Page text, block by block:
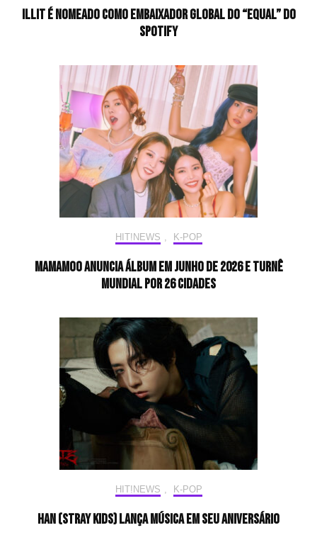
ILLIT é nomeado como embaixador global do “Equal” do
Spotify
HIT!NEWS , K-POP
MAMAMOO anuncia álbum em junho de 2026 e turnê
mundial por 26 cidades
HIT!NEWS , K-POP
HAN (Stray Kids) lança música em seu aniversário